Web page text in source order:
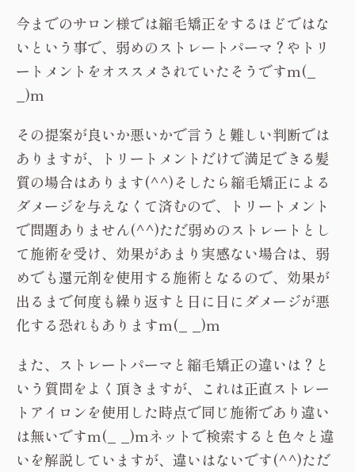
今までのサロン様では縮毛矯正をするほどではな
いという事で、弱めのストレートパーマ？やトリ
ートメントをオススメされていたそうですm(_
_)m
その提案が良いか悪いかで言うと難しい判断では
ありますが、トリートメントだけで満足できる髪
質の場合はあります(^^)そしたら縮毛矯正による
ダメージを与えなくて済むので、トリートメント
で問題ありません(^^)ただ弱めのストレートとし
て施術を受け、効果があまり実感ない場合は、弱
めでも還元剤を使用する施術となるので、効果が
出るまで何度も繰り返すと日に日にダメージが悪
化する恐れもありますm(_ _)m
また、ストレートパーマと縮毛矯正の違いは？と
いう質問をよく頂きますが、これは正直ストレー
トアイロンを使用した時点で同じ施術であり違い
は無いですm(_ _)mネットで検索すると色々と違
いを解説していますが、違いはないです(^^)ただ